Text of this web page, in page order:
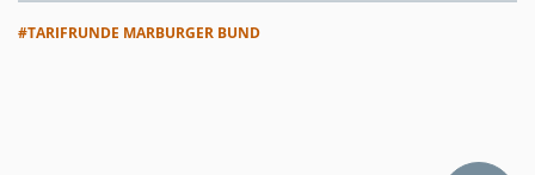
#TARIFRUNDE MARBURGER BUND